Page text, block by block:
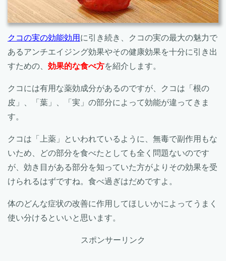
クコの実の効能効用 に引き続き、クコの実の最大の魅力で
あるアンチエイジング効果やその健康効果を十分に引き出
すための、 効果的な食べ方を紹介します。
クコには有用な薬効成分があるのですが、クコは「根の
皮」、「葉」、「実」の部分によって効能が違ってきま
す。
クコは「上薬」といわれているように、無毒で副作用もな
いため、どの部分を食べたとしても全く問題ないのです
が、効き目がある部分を知っていた方がよりその効果を受
けられるはずですね。食べ過ぎはだめですよ。
体のどんな症状の改善に作用してほしいかによってうまく
使い分けるといいと思います。
スポンサーリンク